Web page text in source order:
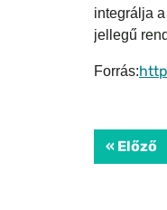
integrálja
jellegű
Forrás:
« Előző